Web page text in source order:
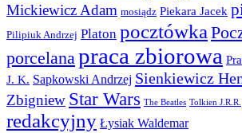
Mickiewicz Adam mosiądz Piekara Jacek
Pilipiuk Andrzej Platon pocztówka
porcelanapraca zbiorowa
J. K. Sapkowski Andrzej Sienkiewicz
Zbigniew Star Wars The Beatles Tolkien J.R.R.
redakcyjny Łysiak Waldemar